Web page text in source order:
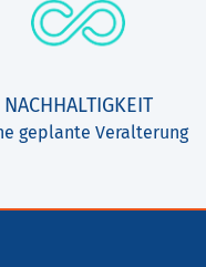
NACHHALTIGKEIT
geplante Veralterung